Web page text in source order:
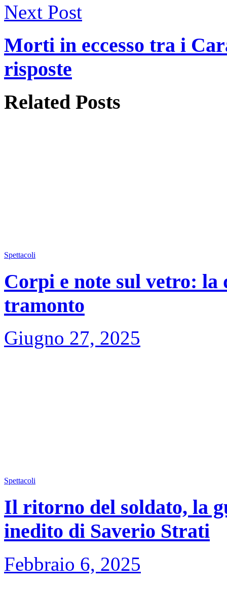
Next Post
Morti in eccesso tra i
risposte
Related Posts
Spettacoli
Corpi e note sul vetro: la
tramonto
Giugno 27, 2025
Spettacoli
Il ritorno del soldato, la
inedito di Saverio Strati
Febbraio 6, 2025